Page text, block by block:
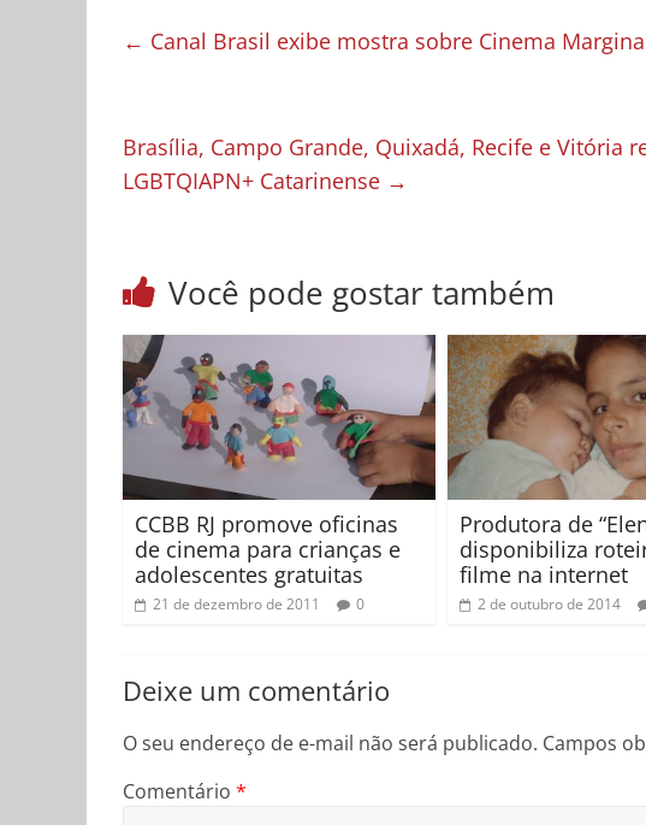
← Canal Brasil exibe mostra sobre Cinema
Brasília, Campo Grande, Quixadá, Recife e Vitória
LGBTQIAPN+ Catarinense →
Você pode gostar também
CCBB RJ promove oficinas
de cinema para crianças e
adolescentes gratuitas
21 de dezembro de 2011 0
Produtora de
disponibiliza
filme na internet
2 de outubro de 2014
Deixe um comentário
O seu endereço de e-mail não será publicado. Campos
Comentário *